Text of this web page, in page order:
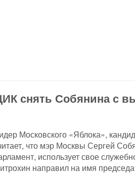
снять Собянина с
Московского «Яблока»,
что мэр Москвы Сергей
использует свое
направил на имя